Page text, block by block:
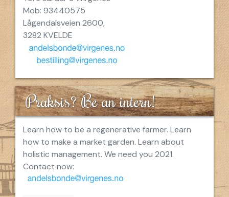
Mob: 93440575
Lågendalsveien 2600,
3282 KVELDE
Praksis? Be an intern!
Learn how to be a regenerative farmer. Learn
how to make a market garden. Learn about
holistic management. We need you 2021.
Contact now: